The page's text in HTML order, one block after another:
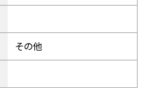
その他